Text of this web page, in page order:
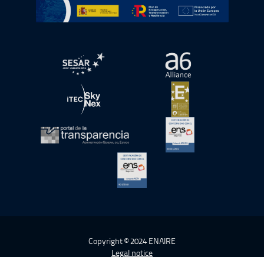
Go to Plan de Recuperación, Transformación y
Open in a new window.Open in a new
Open in a new window.Open in a new
Open in a new window.
Copyright © 2024 ENAIRE
Legal notice